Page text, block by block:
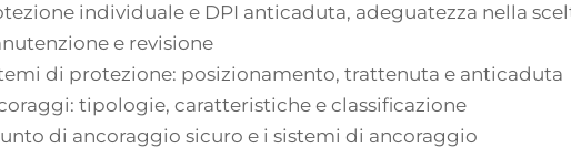
individuale e DPI anticaduta, adeguatezza nella
e revisione
di protezione: posizionamento, trattenuta e anticaduta
tipologie, caratteristiche e classificazione
di ancoraggio sicuro e i sistemi di ancoraggio